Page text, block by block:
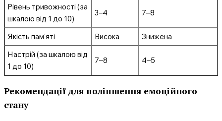
Рівень тривожності (за
шкалою від 1 до 10)
3–4 7–8
Якість пам’яті Висока
Знижена
Настрій (за шкалою від
1 до 10)
7–8 4–5
Рекомендації для поліпшення емоційного
стану